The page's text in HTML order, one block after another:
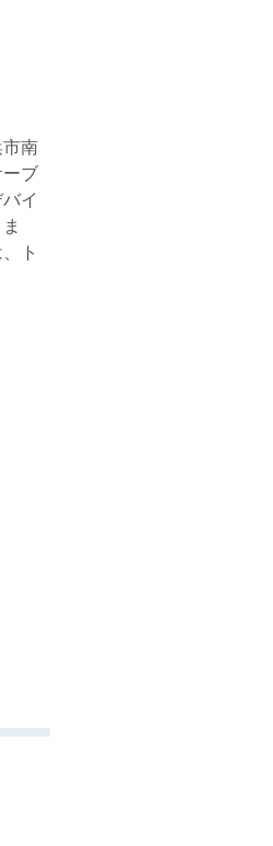
南
ブ
イ
ト